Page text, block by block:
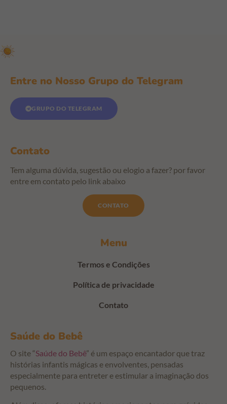
Saúde do Bebê
O site “Saúde do Bebê” é um espaço encantador que traz
histórias infantis mágicas e envolventes, pensadas
especialmente para entreter e estimular a imaginação dos
pequenos.
Menu
Termos e Condições
Política de privacidade
Contato
Entre no Nosso Grupo do Telegram
GRUPO DO TELEGRAM
Contato
Tem alguma dúvida, sugestão ou elogio a fazer? por favor
entre em contato pelo link abaixo
CONTATO